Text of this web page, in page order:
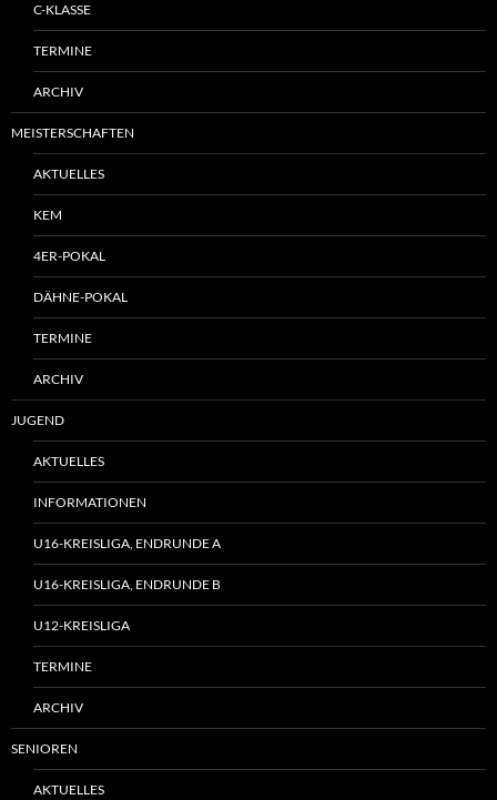
C-KLASSE
TERMINE
ARCHIV
MEISTERSCHAFTEN
AKTUELLES
KEM
4ER-POKAL
DÄHNE-POKAL
TERMINE
ARCHIV
JUGEND
AKTUELLES
INFORMATIONEN
U16-KREISLIGA, ENDRUNDE A
U16-KREISLIGA, ENDRUNDE B
U12-KREISLIGA
TERMINE
ARCHIV
SENIOREN
AKTUELLES